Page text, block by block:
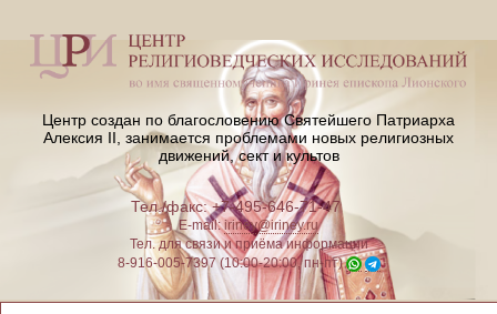
Центр создан по благословению Святейшего Патриарха
Алексия II, занимается проблемами новых религиозных
движений, сект и культов
Тел./факс: +7-495-646-71-47
E-mail:iriney@iriney.ru
Тел. для связи и приёма информации
8-916-005-7397 (10:00-20:00, пн-пт)